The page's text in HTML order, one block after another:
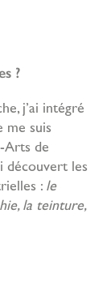
?
j’ai intégré
me suis
Arts de
découvert les
: le
la teinture,